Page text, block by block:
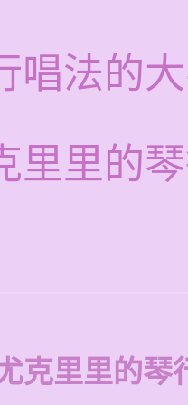
唱法的
里里的
克里里的琴